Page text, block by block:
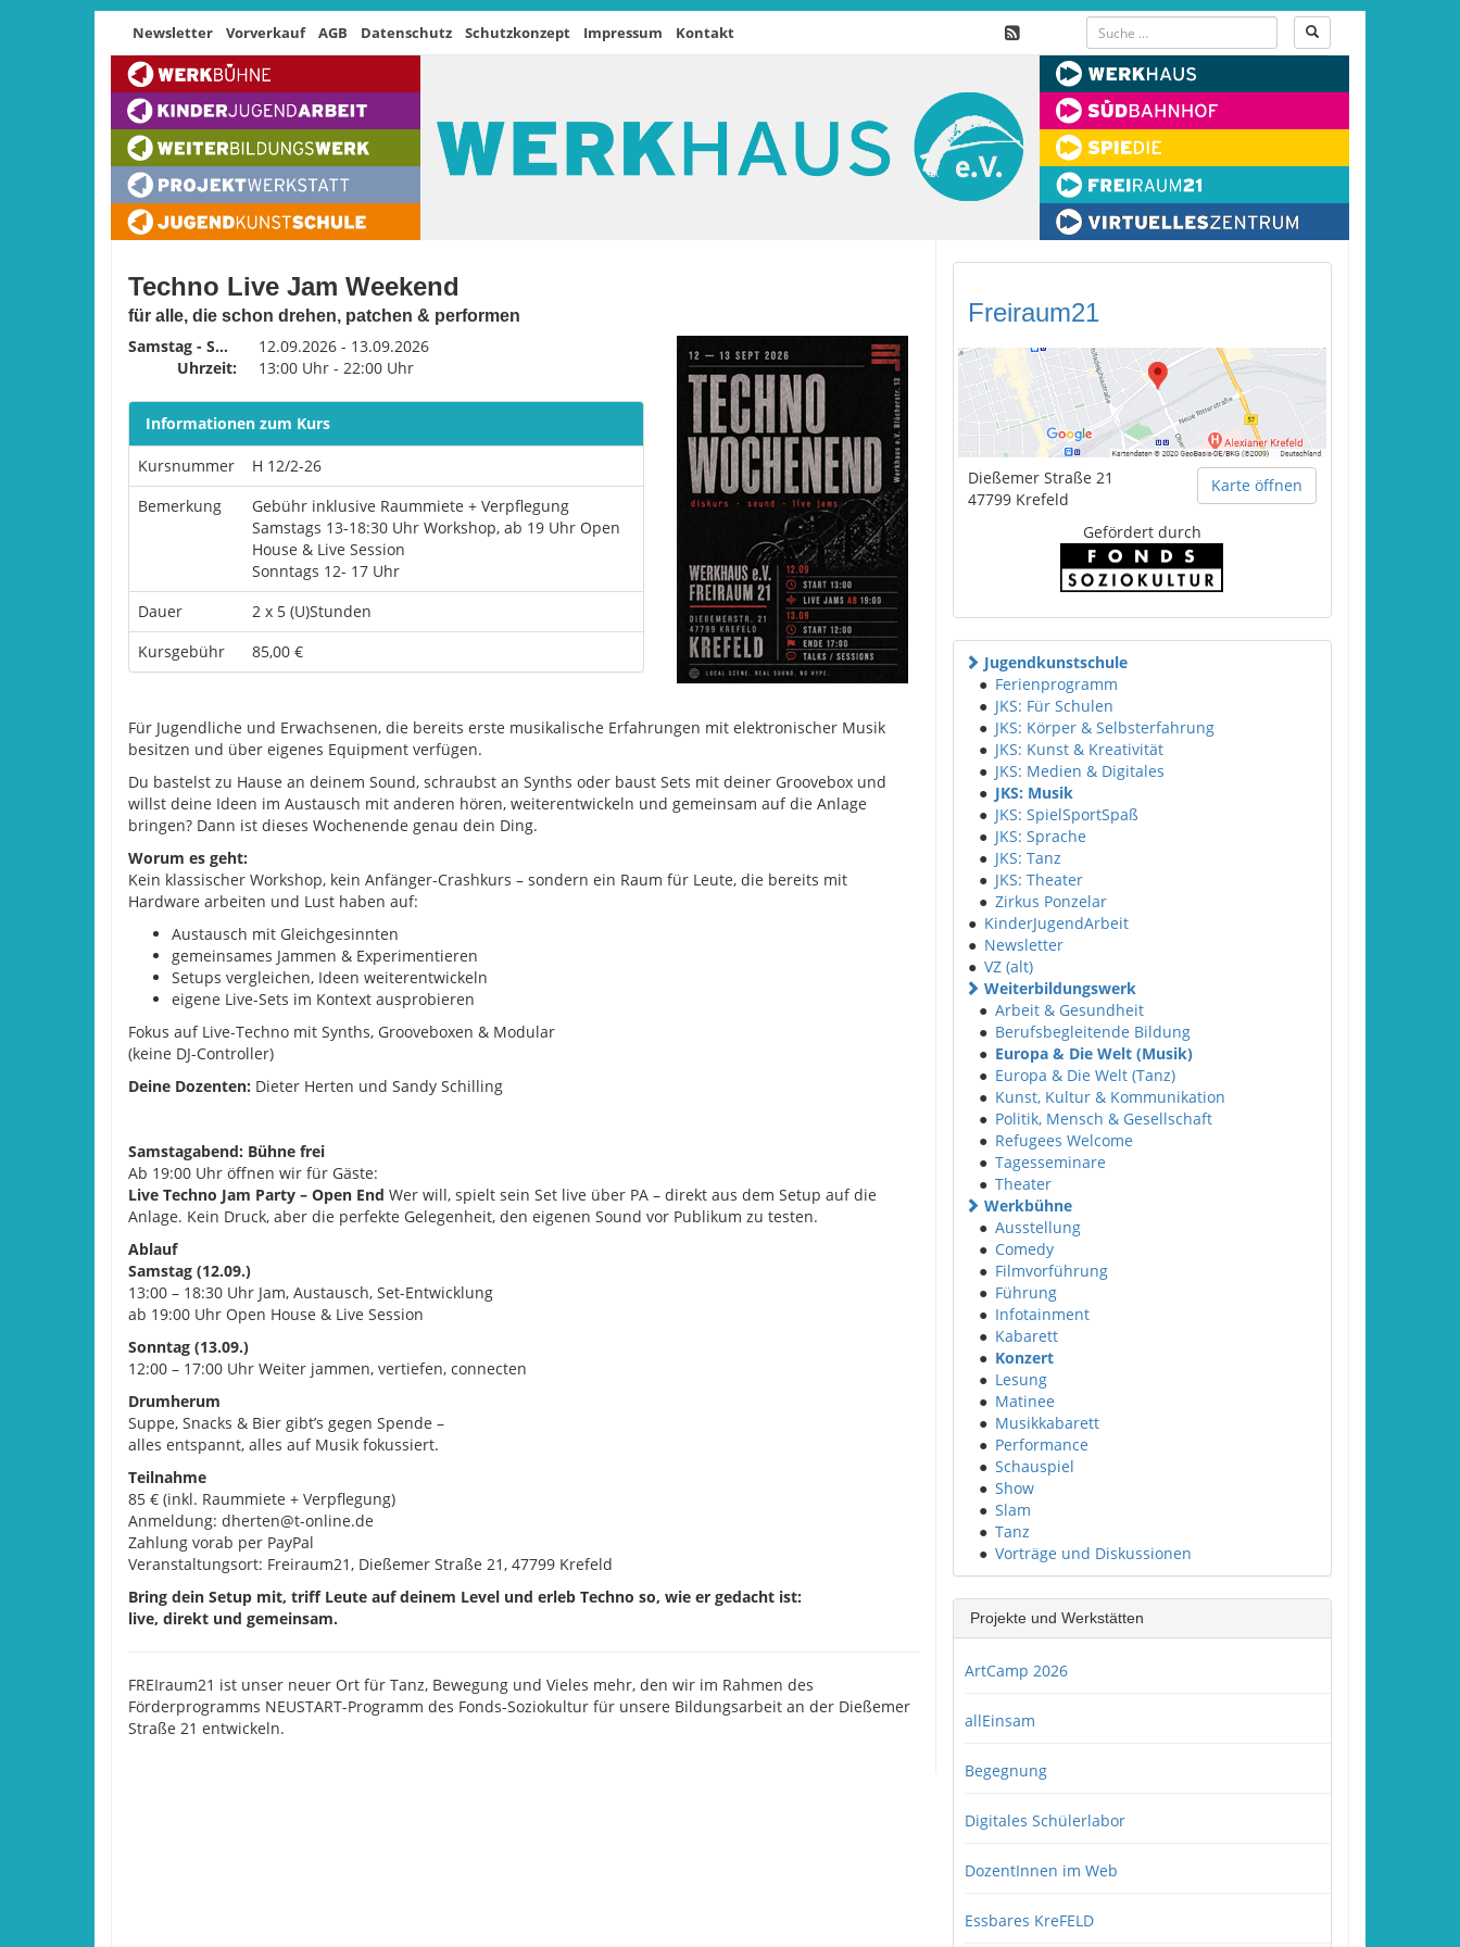
Newsletter Vorverkauf AGB Datenschutz Schutzkonzept Impressum Kontakt
Techno Live Jam Weekend
für alle, die schon drehen, patchen & performen
Samstag - Sonntag
12.09.2026 - 13.09.2026
Uhrzeit:
13:00 Uhr - 22:00 Uhr
Informationen zum Kurs
Kursnummer
H 12/2-26
Bemerkung
Gebühr inklusive Raummiete + Verpflegung
Samstags 13-18:30 Uhr Workshop, ab 19 Uhr Open
House & Live Session
Sonntags 12- 17 Uhr
Dauer
2 x 5 (U)Stunden
Kursgebühr
85,00 €
Für Jugendliche und Erwachsenen, die bereits erste musikalische Erfahrungen mit elektronischer Musik
besitzen und über eigenes Equipment verfügen.
Du bastelst zu Hause an deinem Sound, schraubst an Synths oder baust Sets mit deiner Groovebox und
willst deine Ideen im Austausch mit anderen hören, weiterentwickeln und gemeinsam auf die Anlage
bringen? Dann ist dieses Wochenende genau dein Ding.
Worum es geht:
Kein klassischer Workshop, kein Anfänger-Crashkurs – sondern ein Raum für Leute, die bereits mit
Hardware arbeiten und Lust haben auf:
Austausch mit Gleichgesinnten
gemeinsames Jammen & Experimentieren
Setups vergleichen, Ideen weiterentwickeln
eigene Live-Sets im Kontext ausprobieren
Fokus auf Live-Techno mit Synths, Grooveboxen & Modular
(keine DJ-Controller)
Deine Dozenten: Dieter Herten und Sandy Schilling
Samstagabend: Bühne frei
Ab 19:00 Uhr öffnen wir für Gäste:
Live Techno Jam Party – Open End Wer will, spielt sein Set live über PA – direkt aus dem Setup auf die
Anlage. Kein Druck, aber die perfekte Gelegenheit, den eigenen Sound vor Publikum zu testen.
Ablauf
Samstag (12.09.)
13:00 – 18:30 Uhr Jam, Austausch, Set-Entwicklung
ab 19:00 Uhr Open House & Live Session
Sonntag (13.09.)
12:00 – 17:00 Uhr Weiter jammen, vertiefen, connecten
Drumherum
Suppe, Snacks & Bier gibt’s gegen Spende –
alles entspannt, alles auf Musik fokussiert.
Teilnahme
85 € (inkl. Raummiete + Verpflegung)
Anmeldung: dherten@t-online.de
Zahlung vorab per PayPal
Veranstaltungsort: Freiraum21, Dießemer Straße 21, 47799 Krefeld
Bring dein Setup mit, triff Leute auf deinem Level und erleb Techno so, wie er gedacht ist:
live, direkt und gemeinsam.
FREIraum21 ist unser neuer Ort für Tanz, Bewegung und Vieles mehr, den wir im Rahmen des
Förderprogramms NEUSTART-Programm des Fonds-Soziokultur für unsere Bildungsarbeit an der Dießemer
Straße 21 entwickeln.
Freiraum21
Karte öffnen
Dießemer Straße 21
47799 Krefeld
Gefördert durch
Jugendkunstschule
● Ferienprogramm
● JKS: Für Schulen
● JKS: Körper & Selbsterfahrung
● JKS: Kunst & Kreativität
● JKS: Medien & Digitales
● JKS: Musik
● JKS: SpielSportSpaß
● JKS: Sprache
● JKS: Tanz
● JKS: Theater
● Zirkus Ponzelar
● KinderJugendArbeit
● Newsletter
● VZ (alt)
Weiterbildungswerk
● Arbeit & Gesundheit
● Berufsbegleitende Bildung
● Europa & Die Welt (Musik)
● Europa & Die Welt (Tanz)
● Kunst, Kultur & Kommunikation
● Politik, Mensch & Gesellschaft
● Refugees Welcome
● Tagesseminare
● Theater
Werkbühne
● Ausstellung
● Comedy
● Filmvorführung
● Führung
● Infotainment
● Kabarett
● Konzert
● Lesung
● Matinee
● Musikkabarett
● Performance
● Schauspiel
● Show
● Slam
● Tanz
● Vorträge und Diskussionen
Projekte und Werkstätten
ArtCamp 2026
allEinsam
Begegnung
Digitales Schülerlabor
DozentInnen im Web
Essbares KreFELD